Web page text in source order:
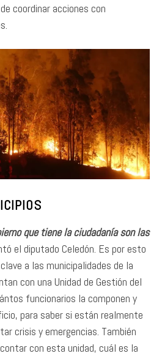
coordinar acciones con
que tiene la ciudadanía son las
el diputado Celedón. Es por esto
a las municipalidades de la
con una Unidad de Gestión del
funcionarios la componen y
para saber si están realmente
crisis y emergencias. También
con esta unidad, cuál es la